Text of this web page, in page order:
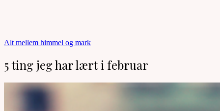
Alt mellem himmel og mark
5 ting jeg har lært i februar